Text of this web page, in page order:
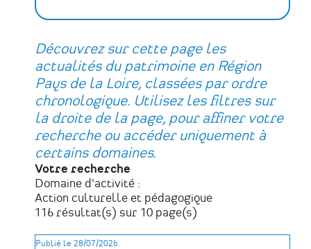
Découvrez sur cette page les
actualités du patrimoine en Région
Pays de la Loire, classées par ordre
chronologique. Utilisez les filtres sur
la droite de la page, pour affiner votre
recherche ou accéder uniquement à
certains domaines.
Votre recherche
Domaine d'activité :
Action culturelle et pédagogique
116 résultat(s) sur 10 page(s)
Publié le 28/07/2026.